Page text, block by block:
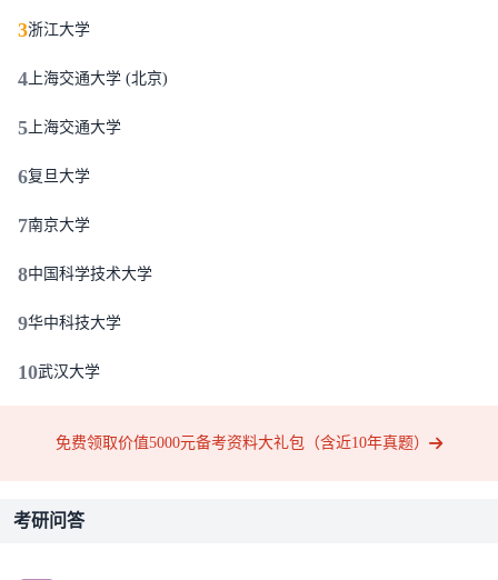
3浙江大学
4 上海交通大学 (北京)
5 上海交通大学
6复旦大学
7南京大学
8中国科学技术大学
9华中科技大学
10武汉大学
免费领取价值5000元备考资料大礼包（含近10年真题）
考研问答